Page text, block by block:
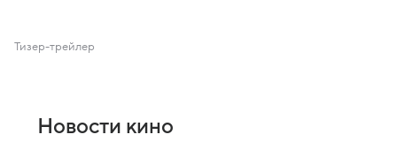
Тизер-трейлер
Новости кино